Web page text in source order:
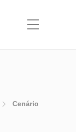
Cenário